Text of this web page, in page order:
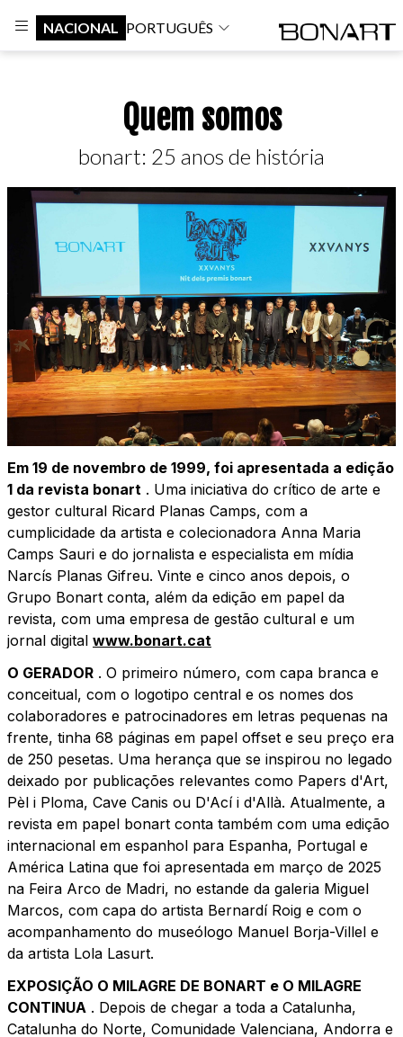
NACIONAL PORTUGUÊS
Quem somos
bonart: 25 anos de história
Em 19 de novembro de 1999, foi apresentada a edição
1 da revista bonart . Uma iniciativa do crítico de arte e
gestor cultural Ricard Planas Camps, com a
cumplicidade da artista e colecionadora Anna Maria
Camps Sauri e do jornalista e especialista em mídia
Narcís Planas Gifreu. Vinte e cinco anos depois, o
Grupo Bonart conta, além da edição em papel da
revista, com uma empresa de gestão cultural e um
jornal digital www.bonart.cat
O GERADOR . O primeiro número, com capa branca e
conceitual, com o logotipo central e os nomes dos
colaboradores e patrocinadores em letras pequenas na
frente, tinha 68 páginas em papel offset e seu preço era
de 250 pesetas. Uma herança que se inspirou no legado
deixado por publicações relevantes como Papers d'Art,
Pèl i Ploma, Cave Canis ou D'Ací i d'Allà. Atualmente, a
revista em papel bonart conta também com uma edição
internacional em espanhol para Espanha, Portugal e
América Latina que foi apresentada em março de 2025
na Feira Arco de Madri, no estande da galeria Miguel
Marcos, com capa do artista Bernardí Roig e com o
acompanhamento do museólogo Manuel Borja-Villel e
da artista Lola Lasurt.
EXPOSIÇÃO O MILAGRE DE BONART e O MILAGRE
CONTINUA . Depois de chegar a toda a Catalunha,
Catalunha do Norte, Comunidade Valenciana, Andorra e